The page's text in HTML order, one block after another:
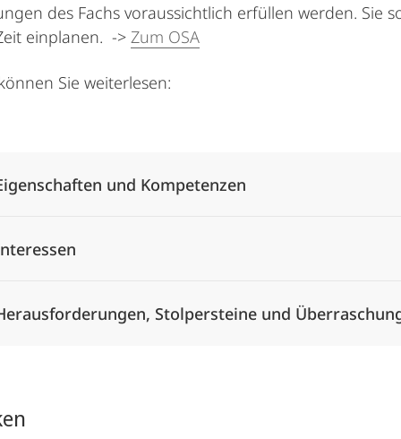
des Fachs voraussichtlich erfüllen werden. Sie
einplanen. -> Zum OSA
Sie weiterlesen:
und Kompetenzen
Stolpersteine und